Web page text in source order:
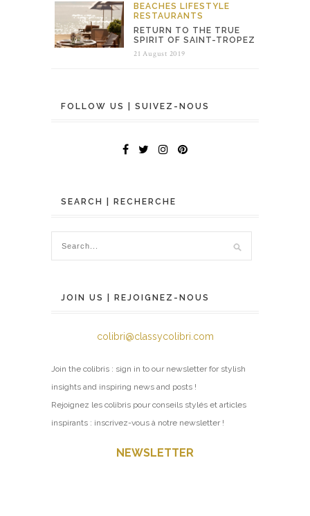
BEACHES LIFESTYLE
RESTAURANTS
RETURN TO THE TRUE
SPIRIT OF SAINT-TROPEZ
21 August 2019
FOLLOW US | SUIVEZ-NOUS
SEARCH | RECHERCHE
JOIN US | REJOIGNEZ-NOUS
colibri@classycolibri.com
Join the colibris : sign in to our newsletter for stylish
insights and inspiring news and posts !
Rejoignez les colibris pour conseils stylés et articles
inspirants : inscrivez-vous à notre newsletter !
NEWSLETTER